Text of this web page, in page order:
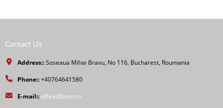
Contact Us
Address::Soseaua Mihai Bravu, No 116, Bucharest, Roumania
Phone::+40764641580
E-mail:: office@bitm.ro